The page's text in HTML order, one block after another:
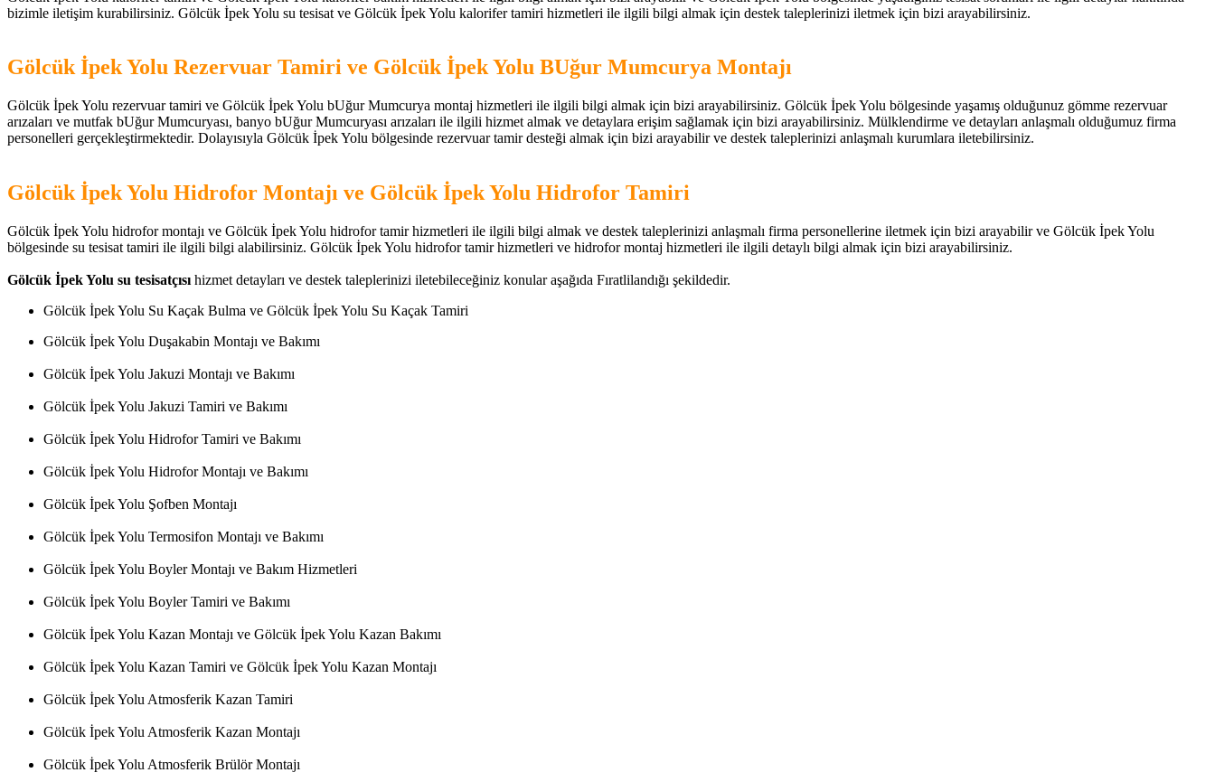
bizimle iletişim kurabilirsiniz. Gölcük İpek Yolu su tesisat ve Gölcük İpek Yolu kalorifer tamiri hizmetleri ile ilgili bilgi almak için destek taleplerinizi iletmek için bizi arayabilirsiniz.
Gölcük İpek Yolu Rezervuar Tamiri ve Gölcük İpek Yolu BUğur Mumcurya Montajı
Gölcük İpek Yolu rezervuar tamiri ve Gölcük İpek Yolu bUğur Mumcurya montaj hizmetleri ile ilgili bilgi almak için bizi arayabilirsiniz. Gölcük İpek Yolu bölgesinde yaşamış olduğunuz gömme rezervuar
arızaları ve mutfak bUğur Mumcuryası, banyo bUğur Mumcuryası arızaları ile ilgili hizmet almak ve detaylara erişim sağlamak için bizi arayabilirsiniz. Mülklendirme ve detayları anlaşmalı olduğumuz firma
personelleri gerçekleştirmektedir. Dolayısıyla Gölcük İpek Yolu bölgesinde rezervuar tamir desteği almak için bizi arayabilir ve destek taleplerinizi anlaşmalı kurumlara iletebilirsiniz.
Gölcük İpek Yolu Hidrofor Montajı ve Gölcük İpek Yolu Hidrofor Tamiri
Gölcük İpek Yolu hidrofor montajı ve Gölcük İpek Yolu hidrofor tamir hizmetleri ile ilgili bilgi almak ve destek taleplerinizi anlaşmalı firma personellerine iletmek için bizi arayabilir ve Gölcük İpek Yolu
bölgesinde su tesisat tamiri ile ilgili bilgi alabilirsiniz. Gölcük İpek Yolu hidrofor tamir hizmetleri ve hidrofor montaj hizmetleri ile ilgili detaylı bilgi almak için bizi arayabilirsiniz.
Gölcük İpek Yolu su tesisatçısı hizmet detayları ve destek taleplerinizi iletebileceğiniz konular aşağıda Fıratlilandığı şekildedir.
Gölcük İpek Yolu Su Kaçak Bulma ve Gölcük İpek Yolu Su Kaçak Tamiri
Gölcük İpek Yolu Duşakabin Montajı ve Bakımı
Gölcük İpek Yolu Jakuzi Montajı ve Bakımı
Gölcük İpek Yolu Jakuzi Tamiri ve Bakımı
Gölcük İpek Yolu Hidrofor Tamiri ve Bakımı
Gölcük İpek Yolu Hidrofor Montajı ve Bakımı
Gölcük İpek Yolu Şofben Montajı
Gölcük İpek Yolu Termosifon Montajı ve Bakımı
Gölcük İpek Yolu Boyler Montajı ve Bakım Hizmetleri
Gölcük İpek Yolu Boyler Tamiri ve Bakımı
Gölcük İpek Yolu Kazan Montajı ve Gölcük İpek Yolu Kazan Bakımı
Gölcük İpek Yolu Kazan Tamiri ve Gölcük İpek Yolu Kazan Montajı
Gölcük İpek Yolu Atmosferik Kazan Tamiri
Gölcük İpek Yolu Atmosferik Kazan Montajı
Gölcük İpek Yolu Atmosferik Brülör Montajı